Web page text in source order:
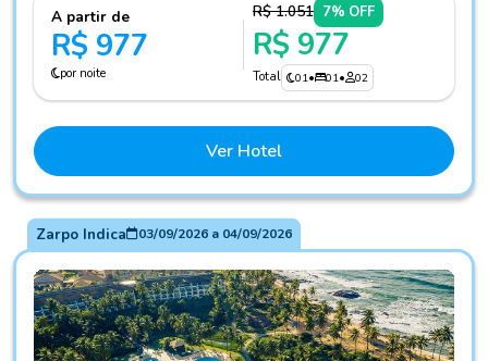
A partir de
R$ 977
por noite
R$ 1.051 7% OFF
R$ 977
Total 01• 01• 02
Ver Hotel
Zarpo Indica 03/09/2026a 04/09/2026